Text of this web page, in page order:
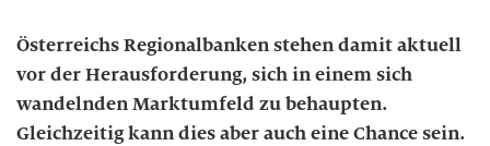
Österreichs Regionalbanken stehen damit aktuell
vor der Herausforderung, sich in einem sich
wandelnden Marktumfeld zu behaupten.
Gleichzeitig kann dies aber auch eine Chance sein.